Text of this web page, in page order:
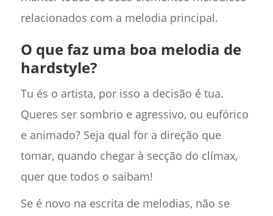
relacionados com a melodia principal.
O que faz uma boa melodia de
hardstyle?
Tu és o artista, por isso a decisão é tua.
Queres ser sombrio e agressivo, ou eufórico
e animado? Seja qual for a direção que
tomar, quando chegar à secção do clímax,
quer que todos o saibam!
Se é novo na escrita de melodias, não se